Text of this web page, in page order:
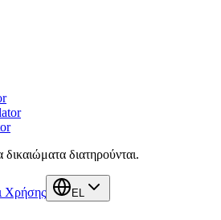
διατηρούνται.
Χρήσης EL